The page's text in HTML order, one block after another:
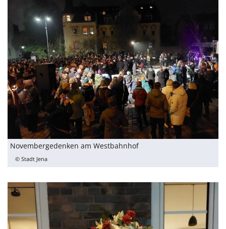
Novembergedenken am Westbahnhof
© Stadt Jena